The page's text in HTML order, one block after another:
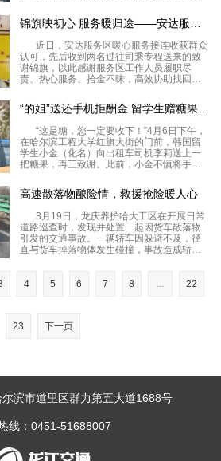
带来极高风险。 龙庆养护路产巡查人员火速
到场处置，迅速规范布设
近日，安达服务区暖心服务接连收获群众
认可，先后收到两名过往司乘专程送来的致
谢锦旗，以此感谢服务区工作人员履职尽
责、热心服务、拾金不昧，高效协助找回随
动守护群众高速出行安全感与幸福感。两面
锦旗，承载着司乘人员对服务区工作的认可
与谢意，既是群众对
“的姐”送还手机拒酬金 留学生赠糖果表谢意
“这是糖，您一定要收下！”4月6日下午，
在哈尔滨工程大学红旗大街的门前，韩国留
学生小金（化名）向出租车司机李莉送上一
把糖果，再三致谢。此前，小金不慎将手机
系，最终如约将手机归还。据龙运现代公司
的李莉回忆，6日清晨5时50分许，她在哈特
大厦附近
高速散落物酿险情，救援抢险暖人心
3月19日，龙庆养护哈大工区在开展日常
道路巡查时，发现并处置一起因货车散落物
引发的交通事故。一辆轿车因躲避不及，径
直与货车掉落物体发生碰撞，事故造成轿车
区人员第一时间开展救援处置，并迅速联动
4 5 6 7 8 ... 22
23 下一页
滨市道里区群力第五大道1688号
线：0451-51688007